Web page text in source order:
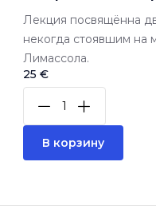
Лекция посвящённа
некогда стоявшим на
Лимассола.
25 €
В корзину